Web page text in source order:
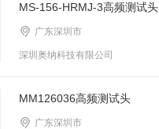
MS-156-HRMJ-3高频测试头
广东深圳市
深圳奥纳科技有限公司
MM126036高频测试头
广东深圳市